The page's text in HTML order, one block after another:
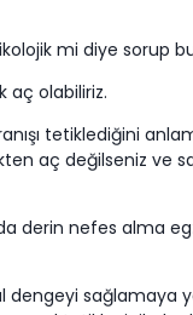
mi diye sorup
aç olabiliriz.
tetiklediğini
aç değilseniz
derin nefes alma
sağlamaya